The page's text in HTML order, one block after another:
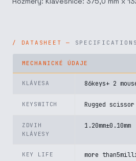
SPECIFICATIONS
MECHANICKÉ ÚDAJE
KLÁVESA 86keys+ 2
KEYSWITCH Rugged
ZDVIH
KLÁVESY
1.20mm±0.10mm
KEY LIFE
more